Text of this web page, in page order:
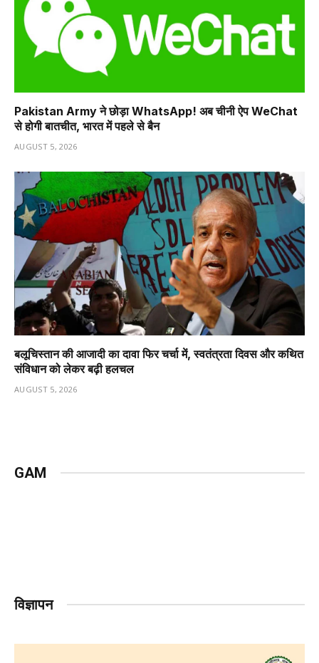
Pakistan Army ने छोड़ा WhatsApp! अब चीनी ऐप WeChat
से होगी बातचीत, भारत में पहले से बैन
AUGUST 5, 2026
बलूचिस्तान की आजादी का दावा फिर चर्चा में, स्वतंत्रता दिवस और कथित
संविधान को लेकर बढ़ी हलचल
AUGUST 5, 2026
GAM
विज्ञापन